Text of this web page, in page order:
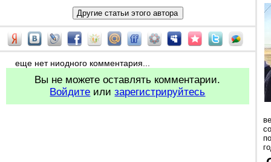
еще нет ниодного комментария...
Вы не можете оставлять комментарии.
Войдите илизарегистрируйтесь